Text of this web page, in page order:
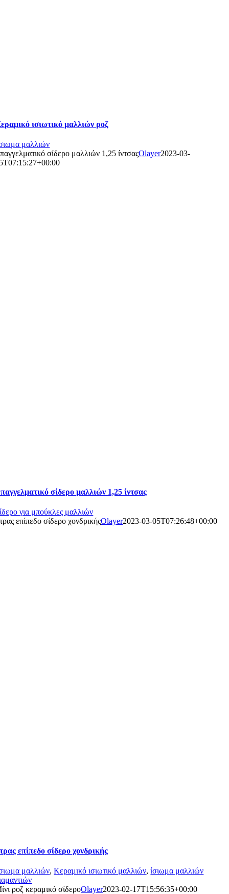
ισιωτικό μαλλιών ροζ
μαλλιών
σίδερο μαλλιών 1,25 ίντσαςOlayer2023-03-
σίδερο μαλλιών 1,25 ίντσας
για μπούκλες μαλλιών
επίπεδο σίδερο χονδρικήςOlayer2023-03-05T07:26:48+00:00
επίπεδο σίδερο χονδρικής
μαλλιών,Κεραμικό ισιωτικό μαλλιών,ίσιωμα μαλλιών
ροζ κεραμικό σίδεροOlayer2023-02-17T15:56:35+00:00